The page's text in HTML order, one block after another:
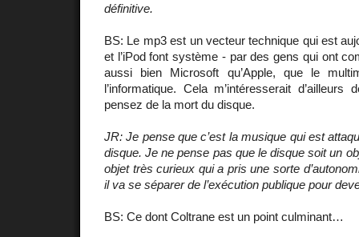
définitive.
BS: Le mp3 est un vecteur technique qui est
et l’iPod font système - par des gens qui ont
aussi bien Microsoft qu’Apple, que le
l’informatique. Cela m’intéresserait
pensez de la mort du disque.
JR: Je pense que c’est la musique qui est
disque. Je ne pense pas que le disque soit un
objet très curieux qui a pris une sorte
il va se séparer de l’exécution publique pour
BS: Ce dont Coltrane est un point culminant…